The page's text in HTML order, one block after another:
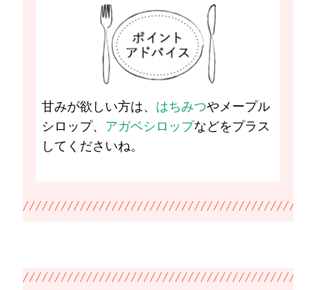
甘みが欲しい方は、 はちみつやメープル
シロップ、 アガベシロップなどをプラス
してくださいね。